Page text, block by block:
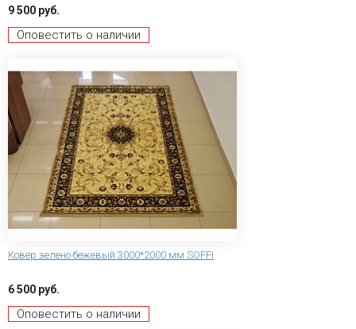
9 500 руб.
Оповестить о наличии
Ковер зелено бежевый 3000*2000 мм SOFFI
6 500 руб.
Оповестить о наличии